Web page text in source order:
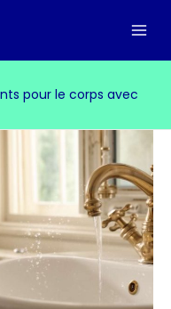
pour le corps avec